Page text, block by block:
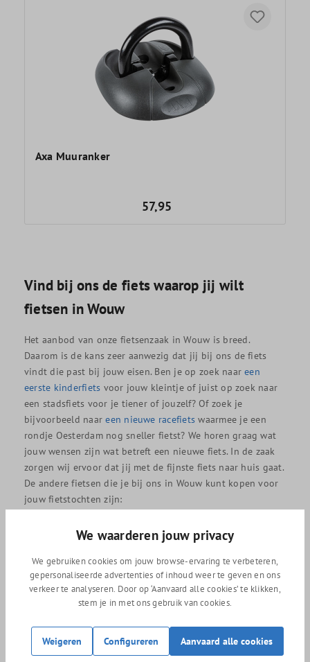
Axa Muuranker
57,95
Vind bij ons de fiets waarop jij wilt
fietsen in Wouw
Het aanbod van onze fietsenzaak in Wouw is breed.
Daarom is de kans zeer aanwezig dat jij bij ons de fiets
vindt die past bij jouw eisen. Ben je op zoek naareen
eerste kinderfiets voor jouw kleintje of juist op zoek naar
een stadsfiets voor je tiener of jouzelf? Of zoek je
bijvoorbeeld naareen nieuwe racefiets waarmee je een
rondje Oesterdam nog sneller fietst? We horen graag wat
jouw wensen zijn wat betreft een nieuwe fiets. In de zaak
zorgen wij ervoor dat jij met de fijnste fiets naar huis gaat.
De andere fietsen die je bij ons in Wouw kunt kopen voor
jouw fietstochten zijn:
Sportfietsen
Hybride fietsen
Mountainbikes
Daarnaast kun je bij ons ook tweedehands fietsen in
We waarderen jouw privacy
We gebruiken cookies om jouw browse-ervaring te verbeteren,
gepersonaliseerde advertenties of inhoud weer te geven en ons
verkeer te analyseren. Door op ‘Aanvaard alle cookies’ te klikken,
stem je in met ons gebruik van cookies.
Weigeren Configureren Aanvaard alle cookies